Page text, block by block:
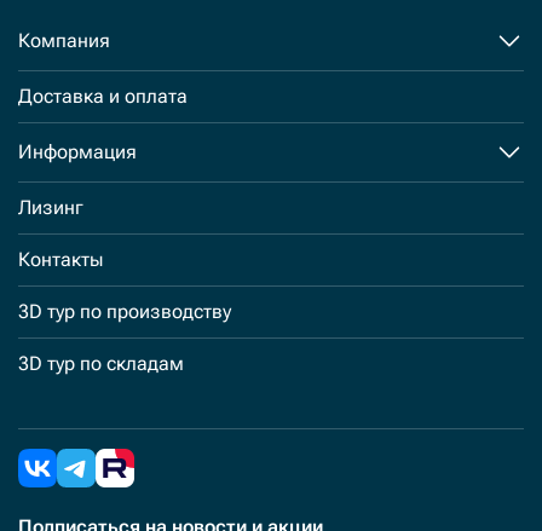
Компания
Доставка и оплата
Информация
Лизинг
Контакты
3D тур по производству
3D тур по складам